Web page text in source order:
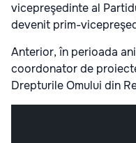
vicepreşedinte al
devenit prim-
Anterior, în perioada
coordonator de
Drepturile Omului din